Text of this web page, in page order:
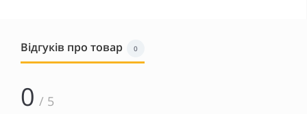
Відгуків про товар 0
0 / 5